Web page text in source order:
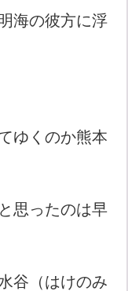
海の彼方に浮
ゆくのか熊本
思ったのは早
谷（はけのみ